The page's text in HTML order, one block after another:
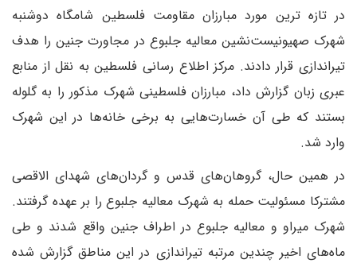
در تازه ترین مورد مبارزان مقاومت فلسطین شامگاه دوشنبه
شهرک صهیونیست‌نشین معالیه جلبوع در مجاورت جنین را هدف
تیراندازی قرار دادند. مرکز اطلاع رسانی فلسطین به نقل از منابع
عبری زبان گزارش داد، مبارزان فلسطینی شهرک مذکور را به گلوله
بستند که طی آن خسارت‌هایی به برخی خانه‌ها در این شهرک
وارد شد.
در همین حال، گروهان‌های قدس و گردان‌های شهدای الاقصی
مشترکا مسئولیت حمله به شهرک معالیه جلبوع را بر عهده گرفتند.
شهرک میراو و معالیه جلبوع در اطراف جنین واقع شدند و طی
ماه‌های اخیر چندین مرتبه تیراندازی در این مناطق گزارش شده